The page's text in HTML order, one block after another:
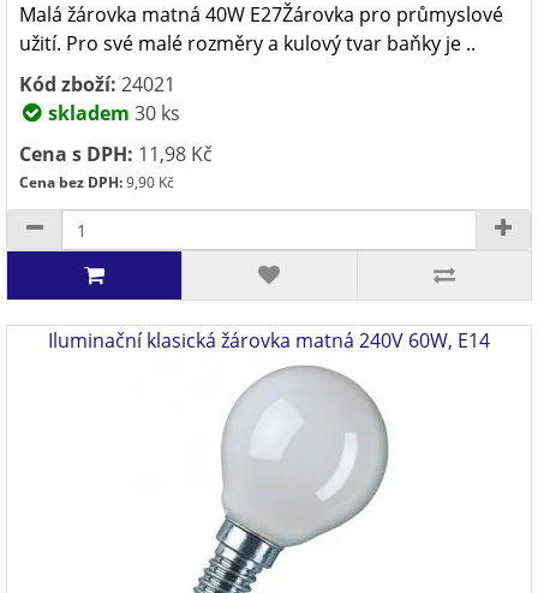
Malá žárovka matná 40W E27Žárovka pro průmyslové
užití. Pro své malé rozměry a kulový tvar baňky je ..
Kód zboží: 24021
skladem 30 ks
Cena s DPH: 11,98 Kč
Cena bez DPH:9,90 Kč
Iluminační klasická žárovka matná 240V 60W, E14